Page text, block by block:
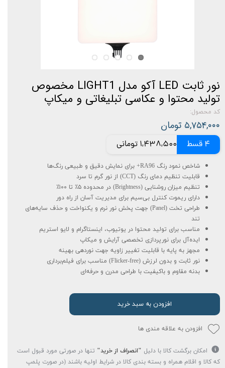
نور ثابت LED آکو مدل LIGHT1 مخصوص
تولید محتوا و عکاسی تبلیغاتی و میکاپ
کد محصول:
۵,۷۵۴,۰۰۰ تومان
4 قسط 1,438,500 تومانی
شاخص نمود رنگ RA96+ برای نمایش دقیق و طبیعی رنگ‌ها
قابلیت تنظیم دمای رنگ (CCT) از نور گرم تا سرد
تنظیم میزان روشنایی (Brightness) در محدوده ۵٪ تا ۱۰۰٪
دارای ریموت کنترل بی‌سیم برای مدیریت آسان از راه دور
طراحی تخت (Panel) جهت پخش نور نرم و یکنواخت و حذف سایه‌های
تند
مناسب برای تولید محتوا در یوتیوب، اینستاگرام و لایو استریم
ایده‌آل برای نورپردازی تخصصی آرایش و میکاپ
مجهز به پایه با قابلیت تغییر زاویه جهت نوردهی بهینه
نور ثابت و بدون لرزش (Flicker-free) مناسب برای فیلم‌برداری
بدنه مقاوم و باکیفیت با طراحی مدرن و حرفه‌ای
افزودن به سبد خرید
افزودن به علاقه مندی ها
امکان برگشت کالا با دلیل "انصراف از خرید" تنها در صورتی مورد قبول است
که کالا و اقلام همراه و بسته بندی کالا در شرایط اولیه باشند (در صورت پلمپ